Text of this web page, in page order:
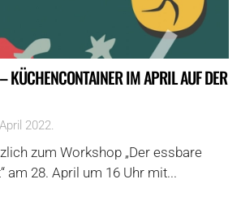
KÜCHENCONTAINER IM APRIL AUF DER
2022.
zum Workshop „Der essbare
am 28. April um 16 Uhr mit...